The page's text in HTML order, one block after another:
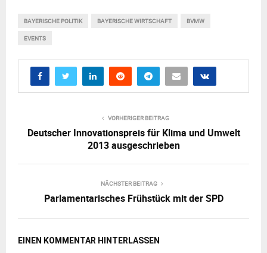
BAYERISCHE POLITIK BAYERISCHE WIRTSCHAFT BVMW
EVENTS
VORHERIGER BEITRAG
Deutscher Innovationspreis für Klima und Umwelt
2013 ausgeschrieben
NÄCHSTER BEITRAG
Parlamentarisches Frühstück mit der SPD
EINEN KOMMENTAR HINTERLASSEN